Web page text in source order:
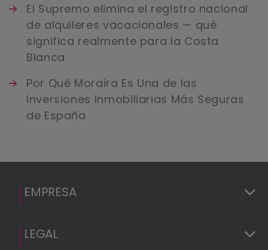
El Supremo elimina el registro nacional
de alquileres vacacionales — qué
significa realmente para la Costa
Blanca
Por Qué Moraira Es Una de las
Inversiones Inmobiliarias Más Seguras
de España
EMPRESA
LEGAL